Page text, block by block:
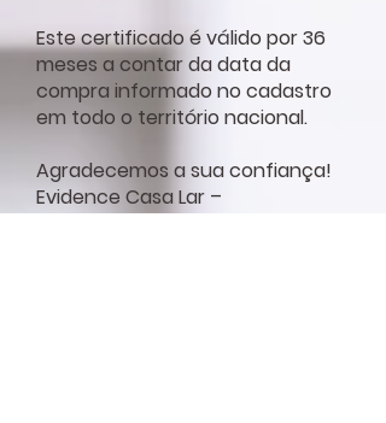
Este certificado é válido por 36
meses a contar da data da
compra informado no cadastro
em todo o território nacional.
Agradecemos a sua confiança!
Evidence Casa Lar –